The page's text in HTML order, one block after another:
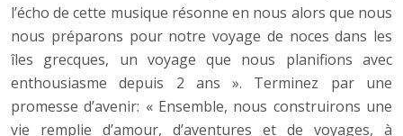
l’écho de cette musique résonne en nous alors que nous
nous préparons pour notre voyage de noces dans les
îles grecques, un voyage que nous planifions avec
enthousiasme depuis 2 ans ». Terminez par une
promesse d’avenir: « Ensemble, nous construirons une
vie remplie d’amour, d’aventures et de voyages, à